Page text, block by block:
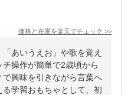
価格と在庫を楽天でチェック >>
あいうえお」や歌を覚え
操作が簡単で2歳頃から
興味を引きながら言葉へ
学習おもちゃとして、初